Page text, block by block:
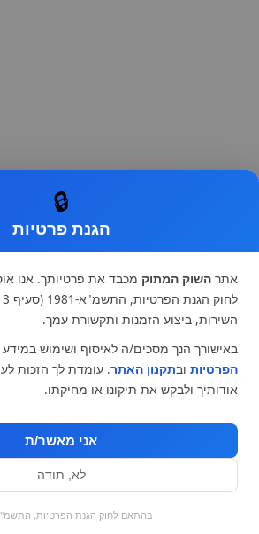
כל המוצרים מבצעים
🔒
הגנת פרטיות
אתר השוק המתוק מכבד את פרטיותך. אנו
השירות, ביצוע הזמנות ותקשורת עמך.
באישורך הנך מסכים/ה לאיסוף ושימוש
הפרטיות ובתקנון האתר. עומדת לך הזכות
אודותיך ולבקש את תיקונו או מחיקתו.
אני מאשר/ת
לא, תודה
בהתאם לחוק הגנת הפרטיות, התשמ"א-